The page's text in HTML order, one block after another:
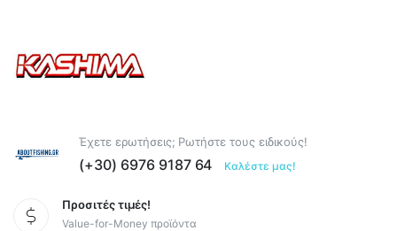
Έχετε ερωτήσεις; Ρωτήστε τους ειδικούς!
(+30) 6976 9187 64 Καλέστε μας!
Προσιτές τιμές!
Value-for-Money προϊόντα